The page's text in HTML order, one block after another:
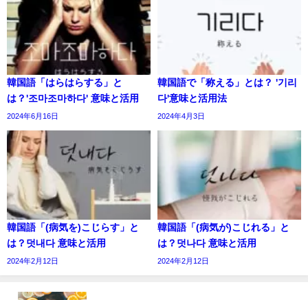
韓国語「はらはらする」と
は？'조마조마하다' 意味と活用
2024年6月16日
韓国語で「称える」とは？ '기리
다'意味と活用法
2024年4月3日
韓国語「(病気を)こじらす」と
は？덧내다 意味と活用
2024年2月12日
韓国語「(病気が)こじれる」と
は？덧나다 意味と活用
2024年2月12日